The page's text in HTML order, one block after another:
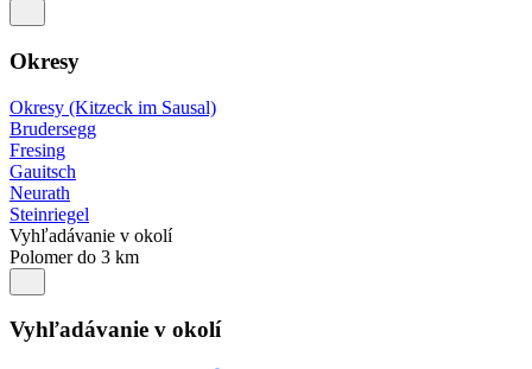
Okresy
Okresy (Kitzeck im Sausal)
Brudersegg
Fresing
Gauitsch
Neurath
Steinriegel
Vyhľadávanie v okolí
Polomer do 3 km
Vyhľadávanie v okolí